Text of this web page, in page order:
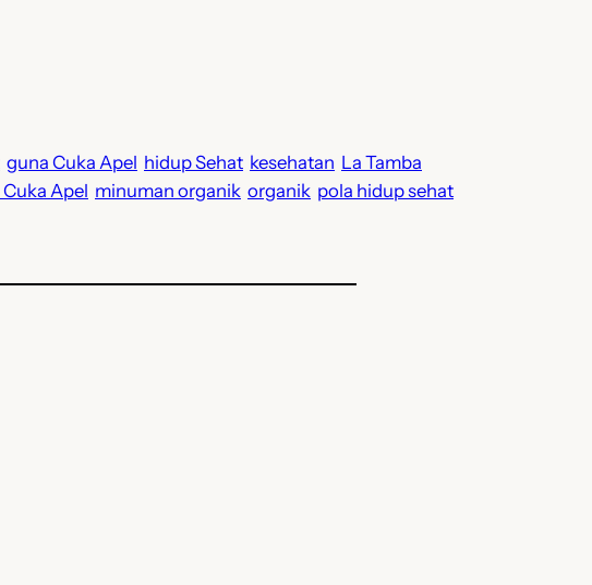
guna Cuka Apel hidup Sehat kesehatan La Tamba
Apel minuman organik organik pola hidup sehat